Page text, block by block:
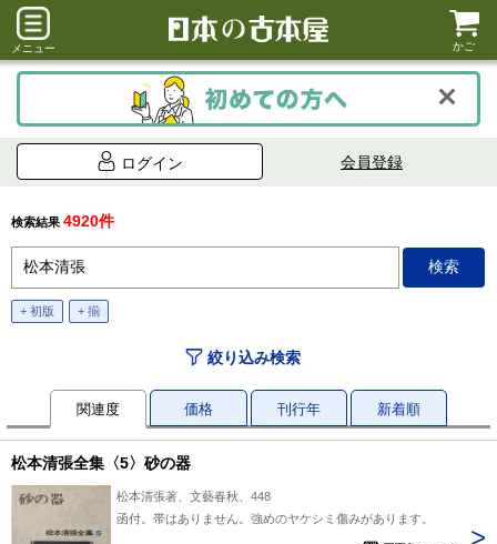
メニュー かご
ログイン 会員登録
検索結果 4920件
+ 初版 + 揃
絞り込み検索
関連度 価格 刊行年 新着順
松本清張全集〈5〉砂の器
松本清張著、文藝春秋、448
函付。帯はありません。強めのヤケシミ傷みがあります。